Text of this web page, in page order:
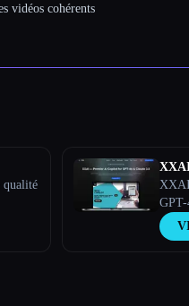
vidéos cohérents
qualité